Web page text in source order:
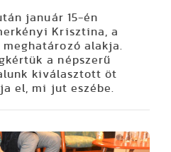
január 15-én
Krisztina, a
alakja.
a népszerű
kiválasztott öt
el, mi jut eszébe.